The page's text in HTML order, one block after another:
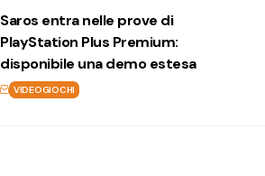
Saros entra nelle prove di
PlayStation Plus Premium:
disponibile una demo estesa
VIDEOGIOCHI